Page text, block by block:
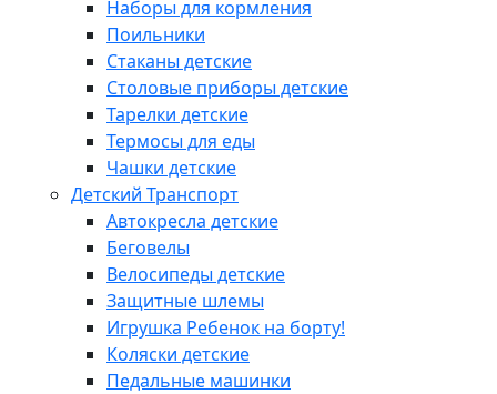
Наборы для кормления
Поильники
Стаканы детские
Столовые приборы детские
Тарелки детские
Термосы для еды
Чашки детские
Детский Транспорт
Автокресла детские
Беговелы
Велосипеды детские
Защитные шлемы
Игрушка Ребенок на борту!
Коляски детские
Педальные машинки